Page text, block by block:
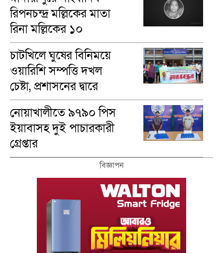
রিপনচন্দ্র মল্লিকের মাতা
রিনা মল্লি‌কের ১০
মৃত‌্যুবা‌র্ষিকী পালন
চাটখিলে ঘুষের বিনিময়ে
ওয়ারিশি সম্পত্তি দখল
চেষ্টা, প্রশাসনের দ্বারে
ভুক্তভোগীরা
নোয়াখালীতে ৯৭৯০ পিস
ইয়াবাসহ দুই পাচারকারী
গ্রেপ্তার
বিজ্ঞাপন